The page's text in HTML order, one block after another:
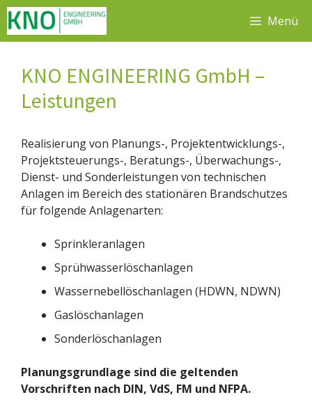
Zum
Inhalt
springen
Menü
KNO ENGINEERING GmbH –
Leistungen
Realisierung von Planungs-, Projektentwicklungs-,
Projektsteuerungs-, Beratungs-, Überwachungs-,
Dienst- und Sonderleistungen von technischen
Anlagen im Bereich des stationären Brandschutzes
für folgende Anlagenarten:
Sprinkleranlagen
Sprühwasserlöschanlagen
Wassernebellöschanlagen (HDWN, NDWN)
Gaslöschanlagen
Sonderlöschanlagen
Planungsgrundlage sind die geltenden
Vorschriften nach DIN, VdS, FM und NFPA.